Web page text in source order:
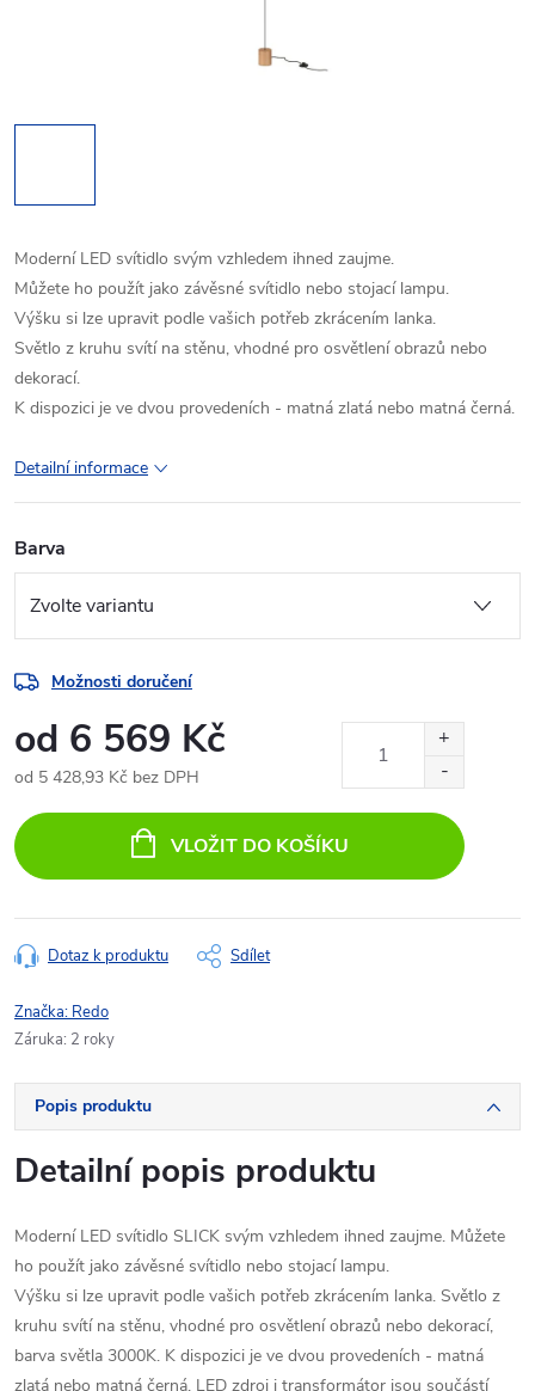
Moderní LED svítidlo svým vzhledem ihned zaujme.
Můžete ho použít jako závěsné svítidlo nebo stojací lampu.
Výšku si lze upravit podle vašich potřeb zkrácením lanka.
Světlo z kruhu svítí na stěnu, vhodné pro osvětlení obrazů nebo
dekorací.
K dispozici je ve dvou provedeních - matná zlatá nebo matná černá.
Detailní informace
Barva
Možnosti doručení
od 6 569 Kč
od 5 428,93 Kč bez DPH
cena:
VLOŽIT DO KOŠÍKU
Dotaz k produktu Sdílet
Značka: Redo
Záruka: 2 roky
Popis produktu
Detailní popis produktu
Moderní LED svítidlo SLICK svým vzhledem ihned zaujme. Můžete
ho použít jako závěsné svítidlo nebo stojací lampu.
Výšku si lze upravit podle vašich potřeb zkrácením lanka. Světlo z
kruhu svítí na stěnu, vhodné pro osvětlení obrazů nebo dekorací,
barva světla 3000K. K dispozici je ve dvou provedeních - matná
zlatá nebo matná černá. LED zdroj i transformátor jsou součástí